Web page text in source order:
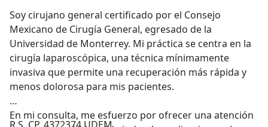
Soy cirujano general certificado por el Consejo
Mexicano de Cirugía General, egresado de la
Universidad de Monterrey. Mi práctica se centra en la
cirugía laparoscópica, una técnica mínimamente
invasiva que permite una recuperación más rápida y
menos dolorosa para mis pacientes.
En mi consulta, me esfuerzo por ofrecer una atención